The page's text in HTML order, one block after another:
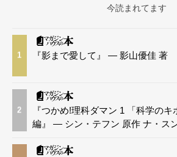
今読まれてます
1 『影まで愛して』 — 影山優佳 著
2
『つかめ!理科ダマン 1 「科学のキ
編』 — シン・テフン 原作 ナ・ス